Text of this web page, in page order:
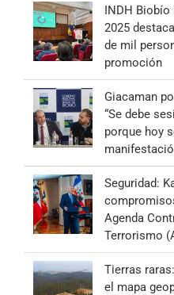
INDH Biobío
2025
de mil
promoción
Giacaman
“Se debe
porque hoy
Seguridad:
Agenda
Terrorismo
Tierras
el mapa